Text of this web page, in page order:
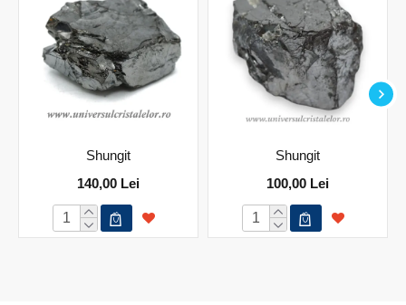
Shungit
140,00 Lei
Shungit
100,00 Lei